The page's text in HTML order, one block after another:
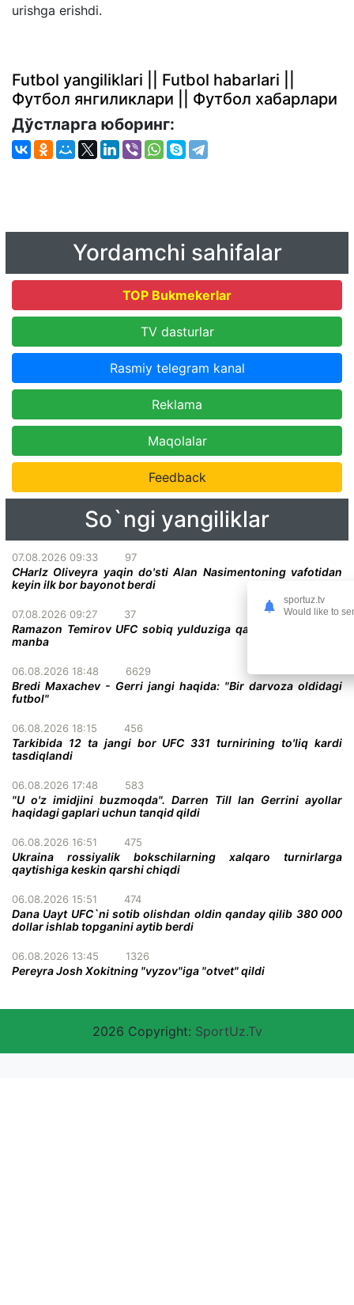
urishga erishdi.
Futbol yangiliklari || Futbol habarlari ||
Футбол янгиликлари || Футбол хабарлари
Дўстларга юборинг:
Yordamchi sahifalar
TOP Bukmekerlar
TV dasturlar
Rasmiy telegram kanal
Reklama
Maqolalar
Feedback
So`ngi yangiliklar
07.08.2026 09:33 97
CHarlz Oliveyra yaqin do'sti Alan Nasimentoning vafotidan
keyin ilk bor bayonot berdi
07.08.2026 09:27 37
Ramazon Temirov UFC sobiq yulduziga qarshi jang qiladi -
manba
06.08.2026 18:48 6629
Bredi Maxachev - Gerri jangi haqida: "Bir darvoza oldidagi
futbol"
06.08.2026 18:15 456
Tarkibida 12 ta jangi bor UFC 331 turnirining to'liq kardi
tasdiqlandi
06.08.2026 17:48 583
"U o'z imidjini buzmoqda". Darren Till Ian Gerrini ayollar
haqidagi gaplari uchun tanqid qildi
06.08.2026 16:51 475
Ukraina rossiyalik bokschilarning xalqaro turnirlarga
qaytishiga keskin qarshi chiqdi
06.08.2026 15:51 474
Dana Uayt UFC`ni sotib olishdan oldin qanday qilib 380 000
dollar ishlab topganini aytib berdi
06.08.2026 13:45 1326
Pereyra Josh Xokitning "vyzov"iga "otvet" qildi
2026 Copyright: SportUz.Tv
sportuz.tv
Would like to